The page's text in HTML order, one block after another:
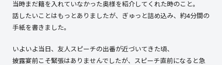
当時まだ籍を入れていなかった奥様を紹介してくれた時のこと。
話したいことはもっとありましたが、ぎゅっと詰め込み、約4分間の
手紙を書きました。
いよいよ当日、友人スピーチの出番が近づいてきた頃、
披露宴前こそ緊張はありませんでしたが、スピーチ直前になると急